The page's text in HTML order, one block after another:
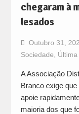
chegaram à
lesados
Outubro 31,
Sociedade
A Associação
Branco exige
apoie
maioria dos que